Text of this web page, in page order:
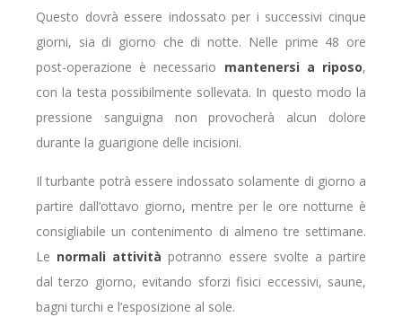
Questo dovrà essere indossato per i successivi cinque
giorni, sia di giorno che di notte. Nelle prime 48 ore
post-operazione è necessario mantenersi a riposo,
con la testa possibilmente sollevata. In questo modo la
pressione sanguigna non provocherà alcun dolore
durante la guarigione delle incisioni.
Il turbante potrà essere indossato solamente di giorno a
partire dall’ottavo giorno, mentre per le ore notturne è
consigliabile un contenimento di almeno tre settimane.
Le normali attività potranno essere svolte a partire
dal terzo giorno, evitando sforzi fisici eccessivi, saune,
bagni turchi e l’esposizione al sole.